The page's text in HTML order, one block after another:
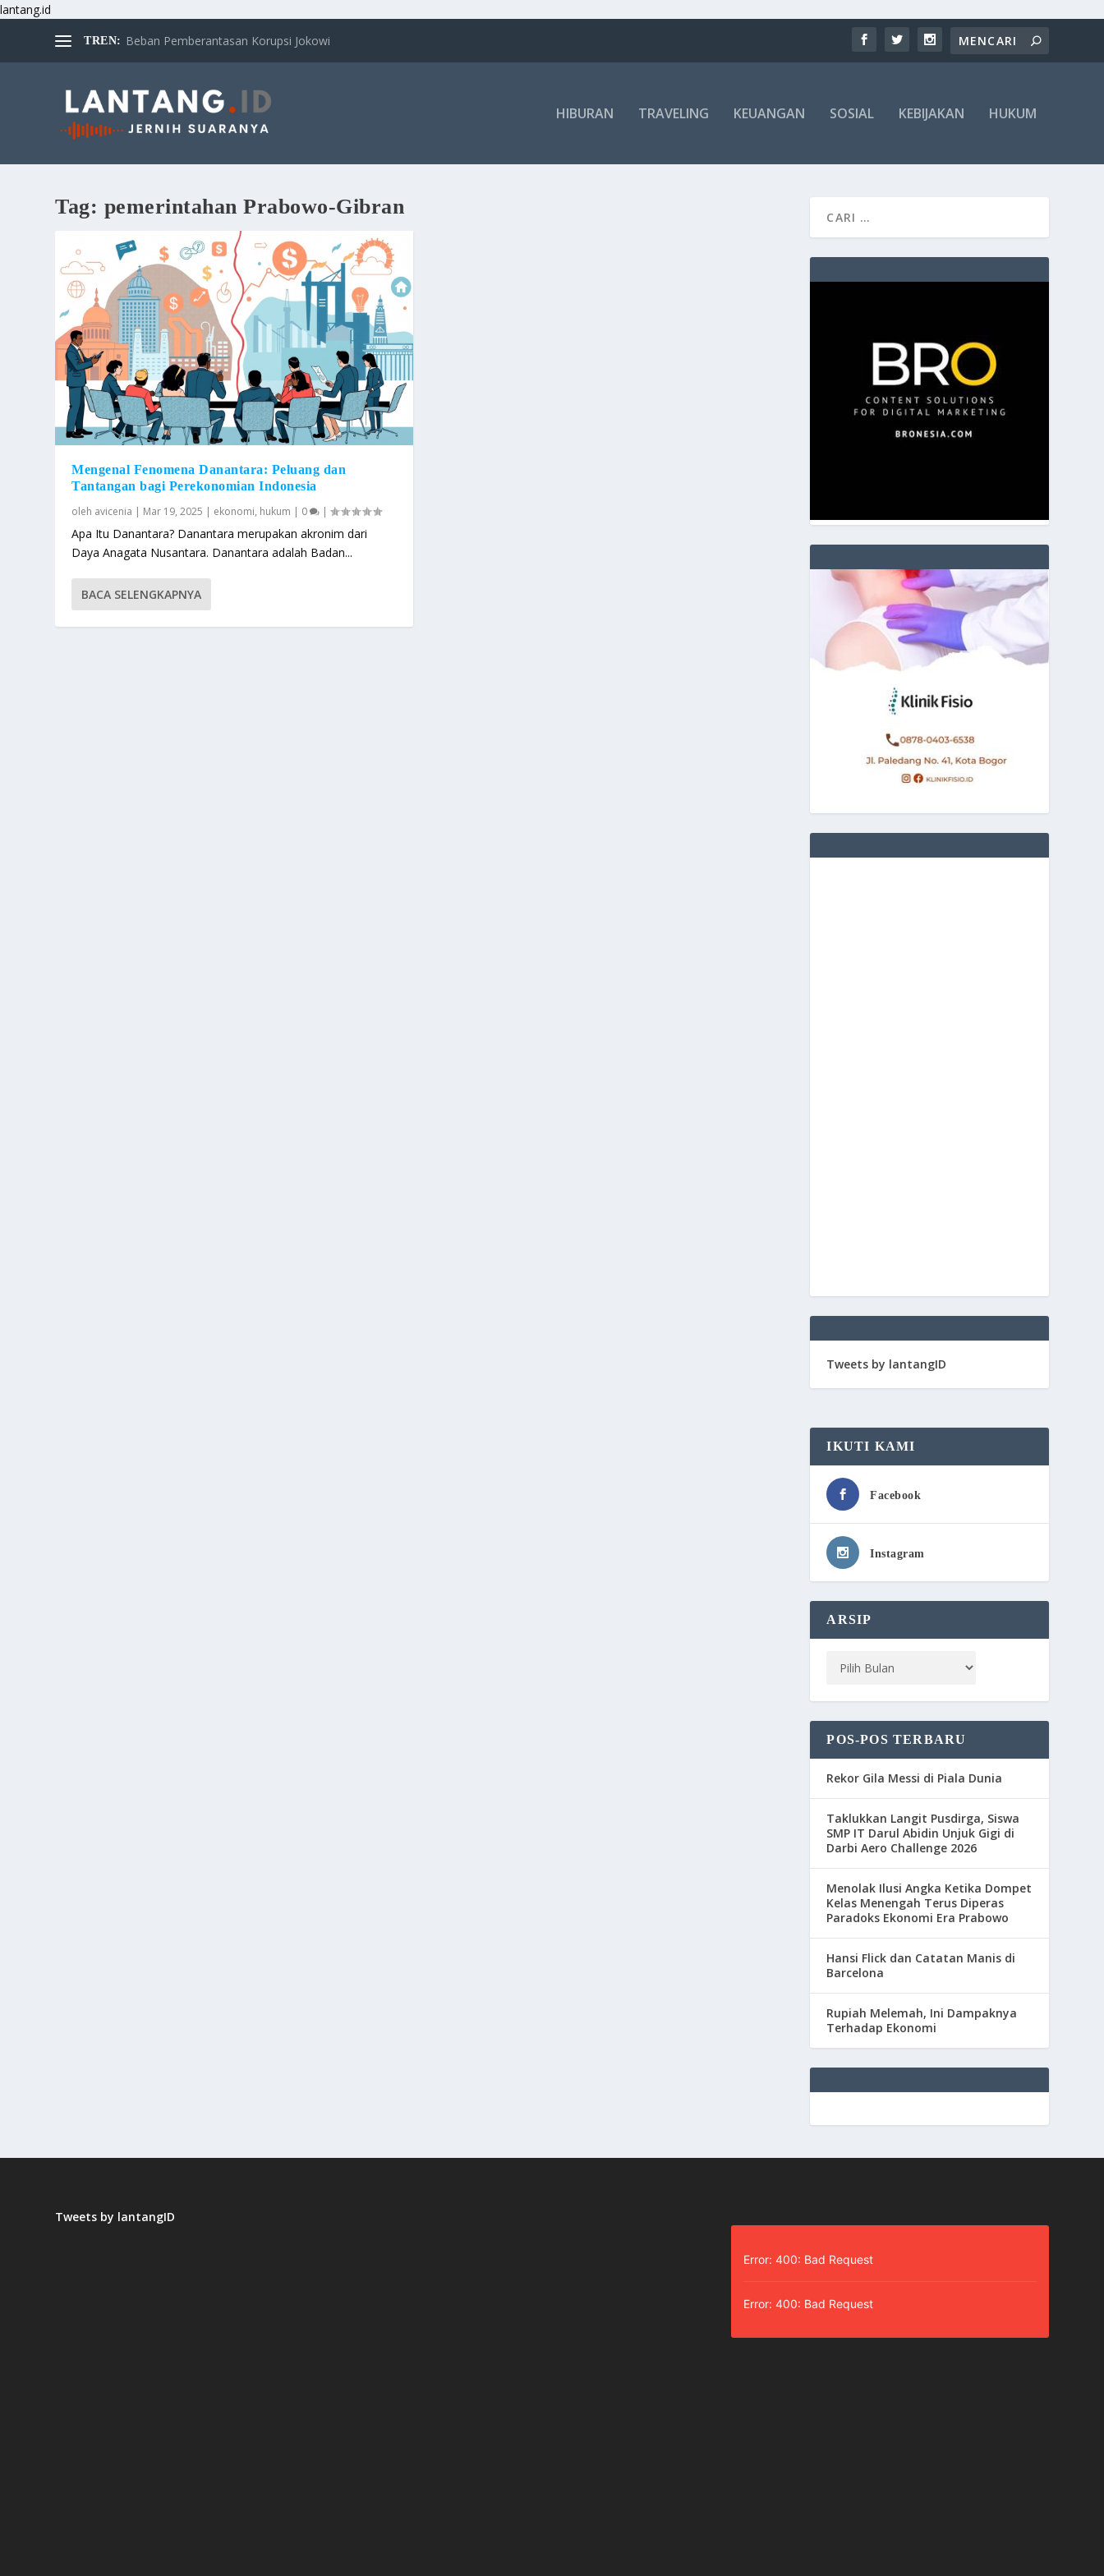
lantang.id
TREN: Beban Pemberantasan Korupsi Jokowi
HIBURAN TRAVELING KEUANGAN SOSIAL KEBIJAKAN HUKUM
Tag: pemerintahan Prabowo-Gibran
Mengenal Fenomena Danantara: Peluang dan
Tantangan bagi Perekonomian Indonesia
oleh avicenia | Mar 19, 2025 | ekonomi, hukum | 0 |
Apa Itu Danantara? Danantara merupakan akronim dari
Daya Anagata Nusantara. Danantara adalah Badan...
BACA SELENGKAPNYA
Tweets by lantangID
IKUTI KAMI
Facebook
Instagram
ARSIP
POS-POS TERBARU
Rekor Gila Messi di Piala Dunia
Taklukkan Langit Pusdirga, Siswa
SMP IT Darul Abidin Unjuk Gigi di
Darbi Aero Challenge 2026
Menolak Ilusi Angka Ketika Dompet
Kelas Menengah Terus Diperas
Paradoks Ekonomi Era Prabowo
Hansi Flick dan Catatan Manis di
Barcelona
Rupiah Melemah, Ini Dampaknya
Terhadap Ekonomi
Tweets by lantangID
Error: 400: Bad Request
Error: 400: Bad Request